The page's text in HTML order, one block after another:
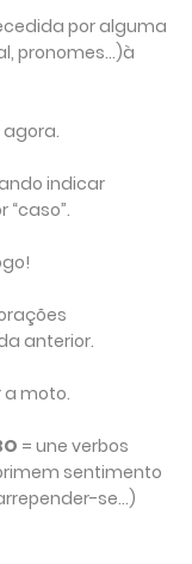
por alguma
pronomes...)à
indicar
anterior.
a moto.
= une verbos
sentimento
se...)